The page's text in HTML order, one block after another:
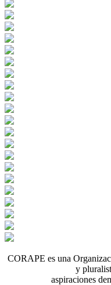
CORAPE es una
y
aspiraciones